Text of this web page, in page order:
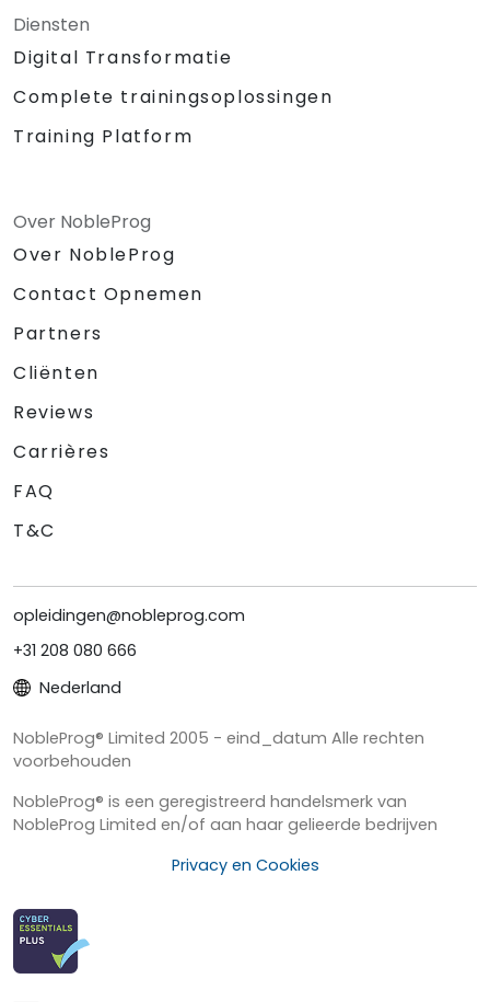
Diensten
Digital Transformatie
Complete trainingsoplossingen
Training Platform
Over NobleProg
Over NobleProg
Contact Opnemen
Partners
Cliënten
Reviews
Carrières
FAQ
T&C
opleidingen@nobleprog.com
+31 208 080 666
Nederland
NobleProg® Limited 2005 - eind_datum Alle rechten
voorbehouden
NobleProg® is een geregistreerd handelsmerk van
NobleProg Limited en/of aan haar gelieerde bedrijven
Privacy en Cookies